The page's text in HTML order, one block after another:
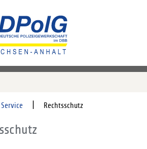
Service Rechtsschutz